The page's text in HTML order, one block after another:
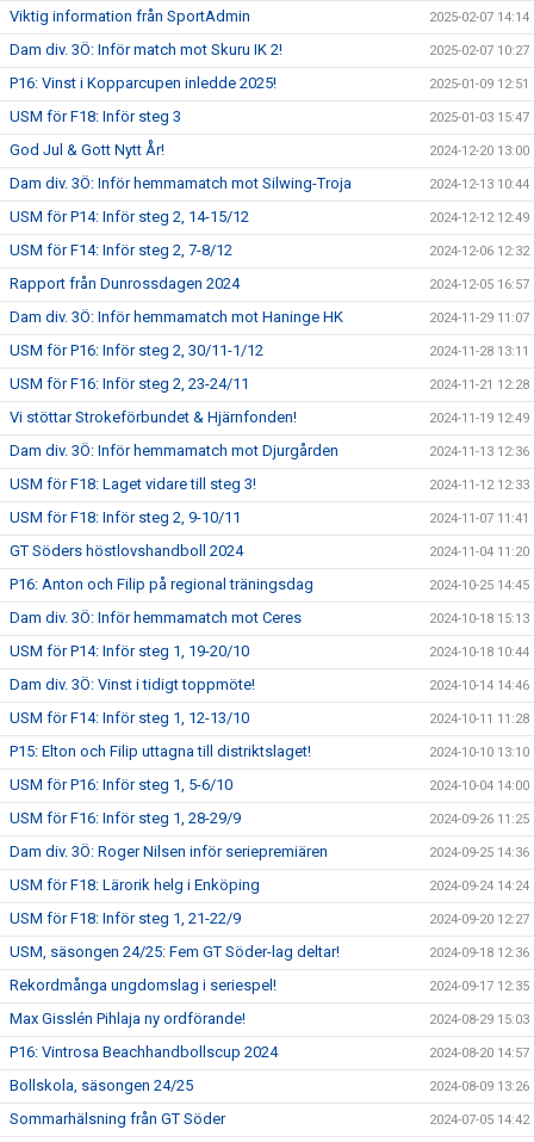
Viktig information från SportAdmin 2025-02-07 14:14
Dam div. 3Ö: Inför match mot Skuru IK 2! 2025-02-07 10:27
P16: Vinst i Kopparcupen inledde 2025! 2025-01-09 12:51
USM för F18: Inför steg 3 2025-01-03 15:47
God Jul & Gott Nytt År! 2024-12-20 13:00
Dam div. 3Ö: Inför hemmamatch mot Silwing-Troja 2024-12-13 10:44
USM för P14: Inför steg 2, 14-15/12 2024-12-12 12:49
USM för F14: Inför steg 2, 7-8/12 2024-12-06 12:32
Rapport från Dunrossdagen 2024 2024-12-05 16:57
Dam div. 3Ö: Inför hemmamatch mot Haninge HK 2024-11-29 11:07
USM för P16: Inför steg 2, 30/11-1/12 2024-11-28 13:11
USM för F16: Inför steg 2, 23-24/11 2024-11-21 12:28
Vi stöttar Strokeförbundet & Hjärnfonden! 2024-11-19 12:49
Dam div. 3Ö: Inför hemmamatch mot Djurgården 2024-11-13 12:36
USM för F18: Laget vidare till steg 3! 2024-11-12 12:33
USM för F18: Inför steg 2, 9-10/11 2024-11-07 11:41
GT Söders höstlovshandboll 2024 2024-11-04 11:20
P16: Anton och Filip på regional träningsdag 2024-10-25 14:45
Dam div. 3Ö: Inför hemmamatch mot Ceres 2024-10-18 15:13
USM för P14: Inför steg 1, 19-20/10 2024-10-18 10:44
Dam div. 3Ö: Vinst i tidigt toppmöte! 2024-10-14 14:46
USM för F14: Inför steg 1, 12-13/10 2024-10-11 11:28
P15: Elton och Filip uttagna till distriktslaget! 2024-10-10 13:10
USM för P16: Inför steg 1, 5-6/10 2024-10-04 14:00
USM för F16: Inför steg 1, 28-29/9 2024-09-26 11:25
Dam div. 3Ö: Roger Nilsen inför seriepremiären 2024-09-25 14:36
USM för F18: Lärorik helg i Enköping 2024-09-24 14:24
USM för F18: Inför steg 1, 21-22/9 2024-09-20 12:27
USM, säsongen 24/25: Fem GT Söder-lag deltar! 2024-09-18 12:36
Rekordmånga ungdomslag i seriespel! 2024-09-17 12:35
Max Gisslén Pihlaja ny ordförande! 2024-08-29 15:03
P16: Vintrosa Beachhandbollscup 2024 2024-08-20 14:57
Bollskola, säsongen 24/25 2024-08-09 13:26
Sommarhälsning från GT Söder 2024-07-05 14:42